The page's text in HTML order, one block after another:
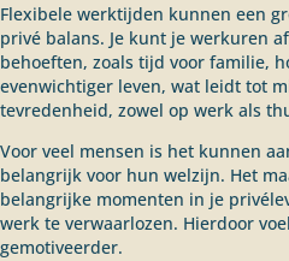
Flexibele werktijden kunnen een
privé balans. Je kunt je werkuren
behoeften, zoals tijd voor familie,
evenwichtiger leven, wat leidt tot
tevredenheid, zowel op werk als
Voor veel mensen is het kunnen
belangrijk voor hun welzijn. Het
belangrijke momenten in je
werk te verwaarlozen. Hierdoor
gemotiveerder.